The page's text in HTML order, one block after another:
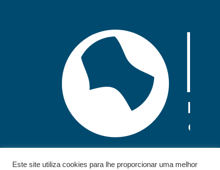
Este site utiliza cookies para lhe proporcionar uma melhor